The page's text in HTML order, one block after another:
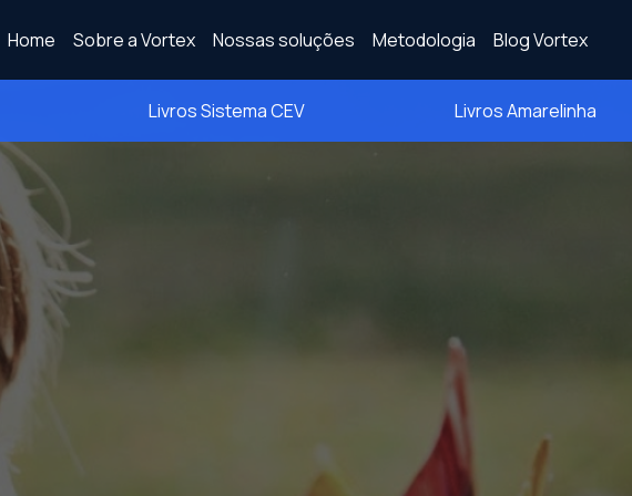
Home Sobre a Vortex Nossas soluções Metodologia Blog Vortex
Livros Sistema CEV Livros Amarelinha